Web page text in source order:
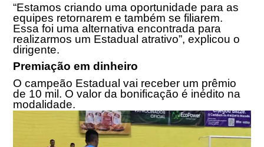
“Estamos criando uma oportunidade para as
equipes retornarem e também se filiarem.
Essa foi uma alternativa encontrada para
realizarmos um Estadual atrativo”, explicou o
dirigente.
Premiação em dinheiro
O campeão Estadual vai receber um prêmio
de 10 mil. O valor da bonificação é inédito na
modalidade.